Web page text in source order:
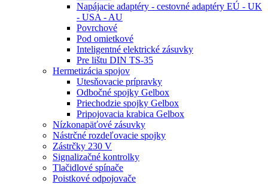
Napájacie adaptéry - cestovné adaptéry EÚ - UK
- USA - AU
Povrchové
Pod omietkové
Inteligentné elektrické zásuvky
Pre lištu DIN TS-35
Hermetizácia spojov
Utesňovacie prípravky
Odbočné spojky Gelbox
Priechodzie spojky Gelbox
Pripojovacia krabica Gelbox
Nízkonapäťové zásuvky
Nástrčné rozdeľovacie spojky
Zástrčky 230 V
Signalizačné kontrolky
Tlačidlové spínače
Poistkové odpojovače